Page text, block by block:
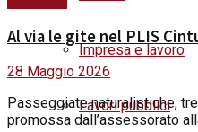
Impresa e lavoro
Lavori pubblici
Al via le gite nel PLIS
28 Maggio 2026
Passeggiate naturalistiche,
promossa dall’assessorato